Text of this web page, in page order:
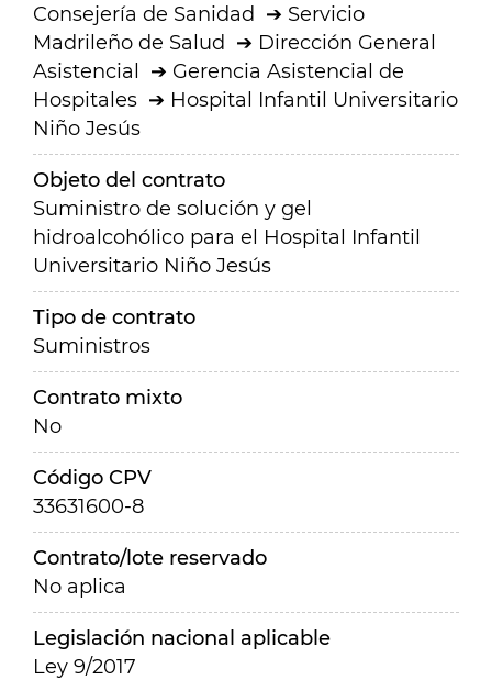
Consejería de Sanidad
Servicio
Madrileño de Salud
Dirección General
Asistencial
Gerencia Asistencial de
Hospitales
Hospital Infantil Universitario
Niño Jesús
Objeto del contrato
Suministro de solución y gel
hidroalcohólico para el Hospital Infantil
Universitario Niño Jesús
Tipo de contrato
Suministros
Contrato mixto
No
Código CPV
33631600-8
Contrato/lote reservado
No aplica
Legislación nacional aplicable
Ley 9/2017